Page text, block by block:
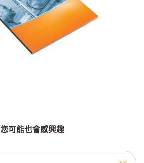
正確地測量風速
您可能也會感興趣